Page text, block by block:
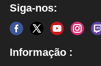
Siga-nos:
Informação :